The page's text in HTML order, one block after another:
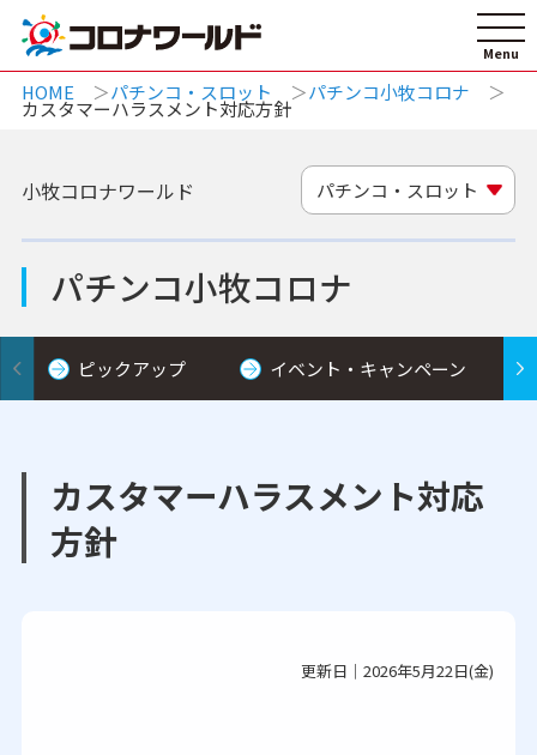
HOME パチンコ・スロット パチンコ小牧コロナ
カスタマーハラスメント対応方針
パチンコ小牧コロナ
小牧コロナワールド パチンコ・スロット
ピックアップ イベント・キャンペーン
カスタマーハラスメント対応
方針
更新日｜2026年5月22日(金)